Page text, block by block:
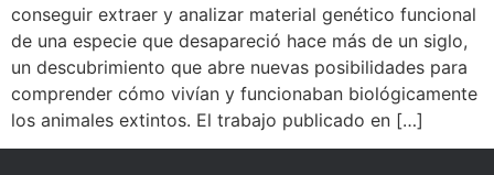
conseguir extraer y analizar material genético funcional
de una especie que desapareció hace más de un siglo,
un descubrimiento que abre nuevas posibilidades para
comprender cómo vivían y funcionaban biológicamente
los animales extintos. El trabajo publicado en […]